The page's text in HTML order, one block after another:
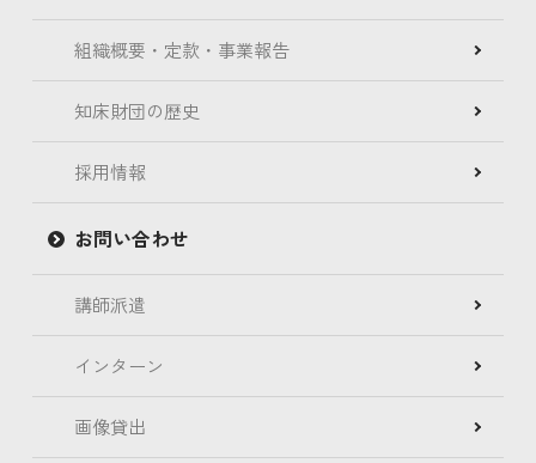
組織概要・定款・事業報告
知床財団の歴史
採用情報
お問い合わせ
講師派遣
インターン
画像貸出